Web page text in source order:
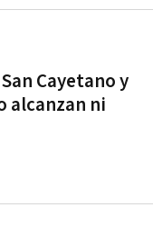
Cayetano y
alcanzan ni